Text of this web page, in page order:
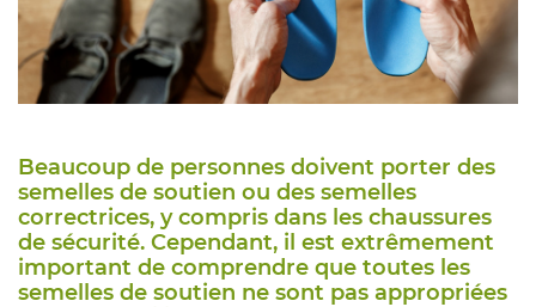
Beaucoup de personnes doivent porter des
semelles de soutien ou des semelles
correctrices, y compris dans les chaussures
de sécurité. Cependant, il est extrêmement
important de comprendre que toutes les
semelles de soutien ne sont pas appropriées